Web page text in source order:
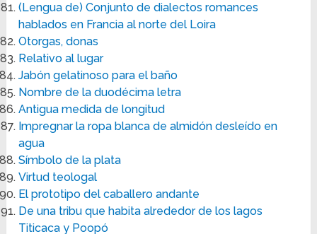
(Lengua de) Conjunto de dialectos romances
hablados en Francia al norte del Loira
Otorgas, donas
Relativo al lugar
Jabón gelatinoso para el baño
Nombre de la duodécima letra
Antigua medida de longitud
Impregnar la ropa blanca de almidón desleído en
agua
Símbolo de la plata
Virtud teologal
El prototipo del caballero andante
De una tribu que habita alrededor de los lagos
Titicaca y Poopó